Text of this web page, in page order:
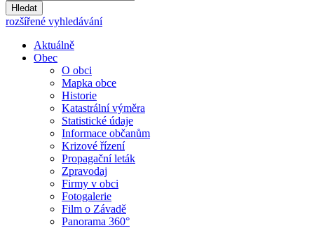
Hledat
rozšířené vyhledávání
Aktuálně
Obec
O obci
Mapka obce
Historie
Katastrální výměra
Statistické údaje
Informace občanům
Krizové řízení
Propagační leták
Zpravodaj
Firmy v obci
Fotogalerie
Film o Závadě
Panorama 360°